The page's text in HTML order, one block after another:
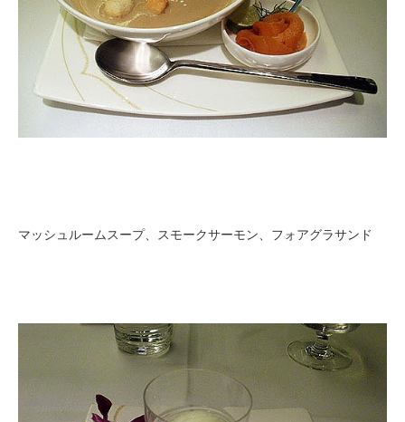
マッシュルームスープ、スモークサーモン、フォアグラサンド